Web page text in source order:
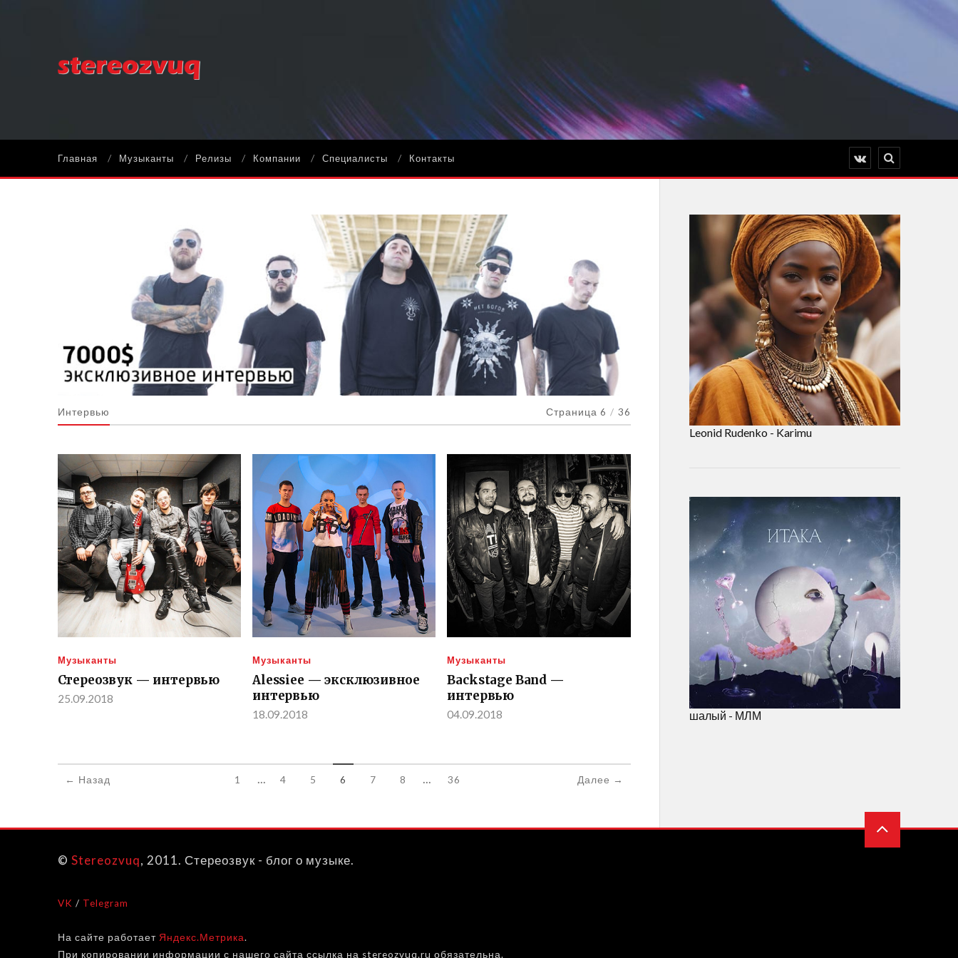
Главная Музыканты Релизы Компании Специалисты Контакты
Интервью Страница 6 / 36
Музыканты
Стереозвук — интервью
25.09.2018
Музыканты
Alessiee — эксклюзивное
интервью
18.09.2018
Музыканты
Backstage Band —
интервью
04.09.2018
← Назад 1 ... 4 5 6 7 8 ... 36 Далее →
Leonid Rudenko - Karimu
шалый - МЛМ
© Stereozvuq, 2011. Стереозвук - блог о музыке.
VK / Telegram
На сайте работает Яндекс.Метрика.
При копировании информации с нашего сайта ссылка на stereozvuq.ru обязательна.